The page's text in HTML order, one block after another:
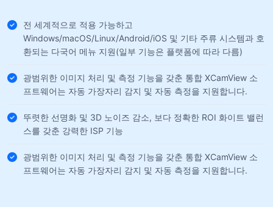
전 세계적으로 적용 가능하고
Windows/macOS/Linux/Android/iOS 및 기타 주류 시스템과 호
환되는 다국어 메뉴 지원(일부 기능은 플랫폼에 따라 다름)
광범위한 이미지 처리 및 측정 기능을 갖춘 통합 XCamView 소
프트웨어는 자동 가장자리 감지 및 자동 측정을 지원합니다.
뚜렷한 선명화 및 3D 노이즈 감소, 보다 정확한 ROI 화이트 밸런
스를 갖춘 강력한 ISP 기능
광범위한 이미지 처리 및 측정 기능을 갖춘 통합 XCamView 소
프트웨어는 자동 가장자리 감지 및 자동 측정을 지원합니다.